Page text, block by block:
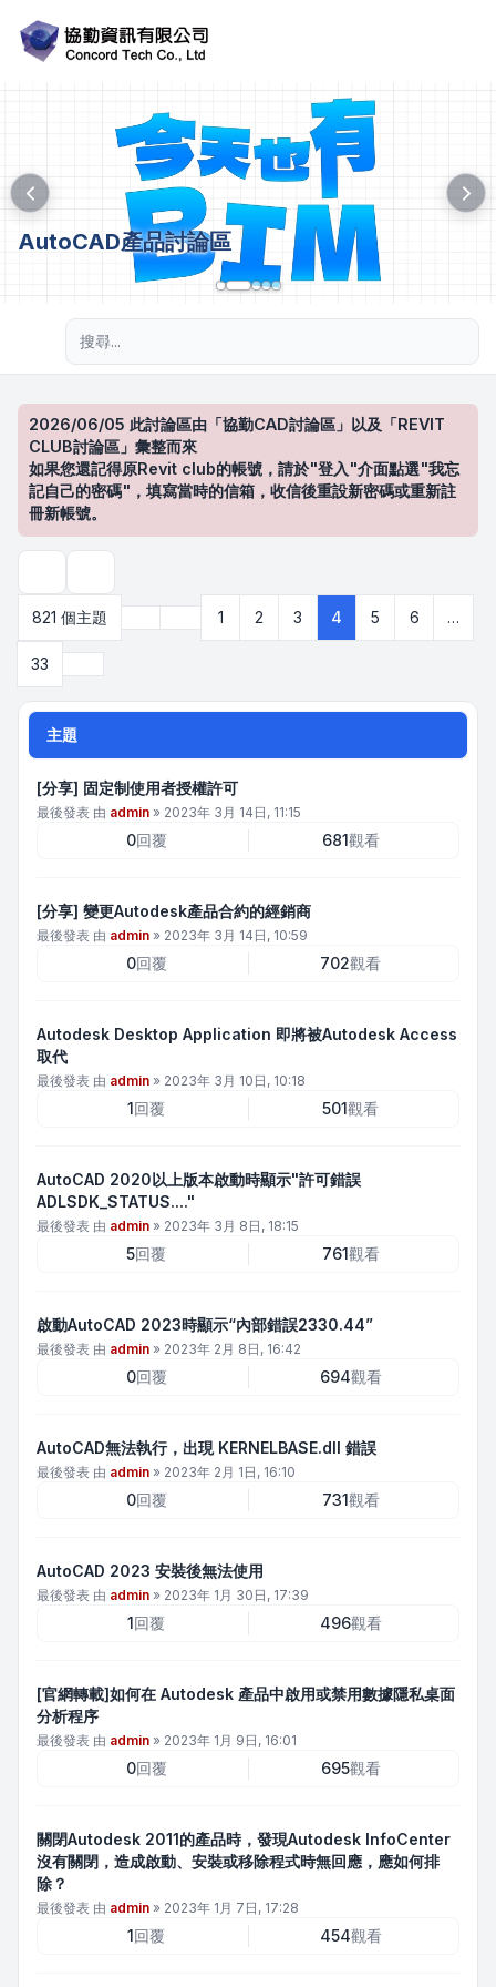
AutoCAD產品討論區
2026/06/05 此討論區由「協勤CAD討論區」以及「REVIT
CLUB討論區」彙整而來
如果您還記得原Revit club的帳號，請於"登入"介面點選"我忘
記自己的密碼"，填寫當時的信箱，收信後重設新密碼或重新註
冊新帳號。
821 個主題
第4頁 (共 33 頁)
上一頁1 2 3 4 5 6 …
33
主題
[分享] 固定制使用者授權許可
最後發表 由 admin » 2023年 3月 14日, 11:15
0回覆 681觀看
[分享] 變更Autodesk產品合約的經銷商
最後發表 由 admin » 2023年 3月 14日, 10:59
0回覆 702觀看
Autodesk Desktop Application 即將被Autodesk Access
取代
最後發表 由 admin » 2023年 3月 10日, 10:18
1回覆 501觀看
AutoCAD 2020以上版本啟動時顯示"許可錯誤
ADLSDK_STATUS...."
最後發表 由 admin » 2023年 3月 8日, 18:15
5回覆 761觀看
啟動AutoCAD 2023時顯示“內部錯誤2330.44”
最後發表 由 admin » 2023年 2月 8日, 16:42
0回覆 694觀看
AutoCAD無法執行，出現 KERNELBASE.dll 錯誤
最後發表 由 admin » 2023年 2月 1日, 16:10
0回覆 731觀看
AutoCAD 2023 安裝後無法使用
最後發表 由 admin » 2023年 1月 30日, 17:39
1回覆 496觀看
[官網轉載]如何在 Autodesk 產品中啟用或禁用數據隱私桌面
分析程序
最後發表 由 admin » 2023年 1月 9日, 16:01
0回覆 695觀看
關閉Autodesk 2011的產品時，發現Autodesk InfoCenter
沒有關閉，造成啟動、安裝或移除程式時無回應，應如何排
除？
最後發表 由 admin » 2023年 1月 7日, 17:28
1回覆 454觀看